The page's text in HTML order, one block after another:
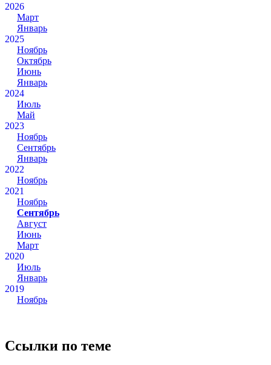
2026
Март
Январь
2025
Ноябрь
Октябрь
Июнь
Январь
2024
Июль
Май
2023
Ноябрь
Сентябрь
Январь
2022
Ноябрь
2021
Ноябрь
Сентябрь
Август
Июнь
Март
2020
Июль
Январь
2019
Ноябрь
Ссылки по теме